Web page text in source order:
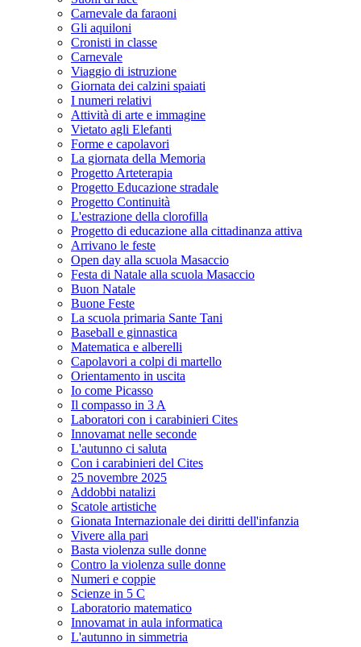
Carnevale da faraoni
Gli aquiloni
Cronisti in classe
Carnevale
Viaggio di istruzione
Giornata dei calzini spaiati
I numeri relativi
Attività di arte e immagine
Vietato agli Elefanti
Forme e capolavori
La giornata della Memoria
Progetto Arteterapia
Progetto Educazione stradale
Progetto Continuità
L'estrazione della clorofilla
Progetto di educazione alla cittadinanza attiva
Arrivano le feste
Open day alla scuola Masaccio
Festa di Natale alla scuola Masaccio
Buon Natale
Buone Feste
La scuola primaria Sante Tani
Baseball e ginnastica
Matematica e alberelli
Capolavori a colpi di martello
Orientamento in uscita
Io come Picasso
Il compasso in 3 A
Laboratori con i carabinieri Cites
Innovamat nelle seconde
L'autunno ci saluta
Con i carabinieri del Cites
25 novembre 2025
Addobbi natalizi
Scatole artistiche
Gionata Internazionale dei diritti dell'infanzia
Vivere alla pari
Basta violenza sulle donne
Contro la violenza sulle donne
Numeri e coppie
Scienze in 5 C
Laboratorio matematico
Innovamat in aula informatica
L'autunno in simmetria